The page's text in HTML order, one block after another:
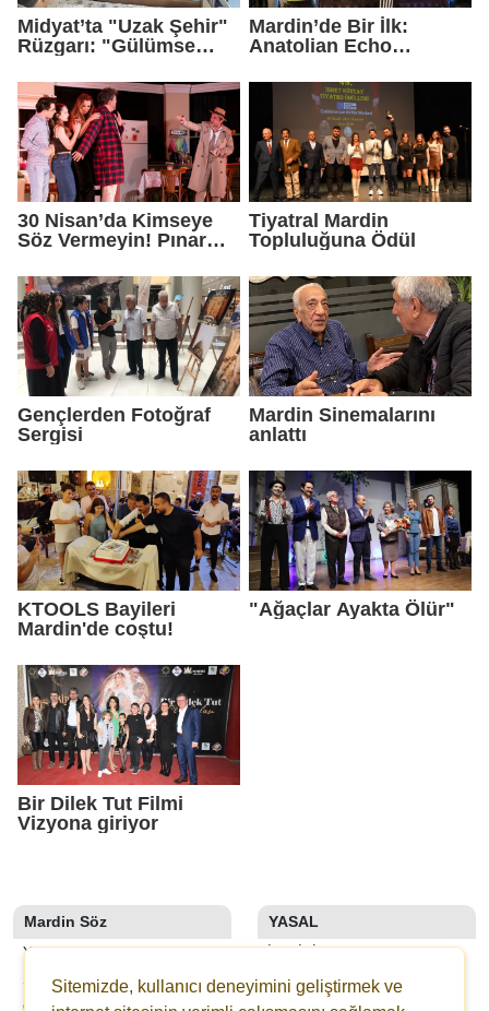
Midyat’ta "Uzak Şehir"
Rüzgarı: "Gülümse
Mardin’de Bir İlk:
Anatolian Echo
Uyandırdı
30 Nisan’da Kimseye
Söz Vermeyin! Pınar
“Mutlu Aile Tablosu” ile
Mardin’de
Tiyatral Mardin
Topluluğuna Ödül
Gençlerden Fotoğraf
Sergisi
Mardin Sinemalarını
anlattı
KTOOLS Bayileri
Mardin'de coştu!
"Ağaçlar Ayakta Ölür"
Bir Dilek Tut Filmi
Vizyona giriyor
Mardin Söz
YAZARLAR
SON DAKİKA
GALERİLER
YASAL
İLETIŞIM
KÜNYE
YAYIN İLKELERI
Sitemizde, kullanıcı deneyimini geliştirmek ve